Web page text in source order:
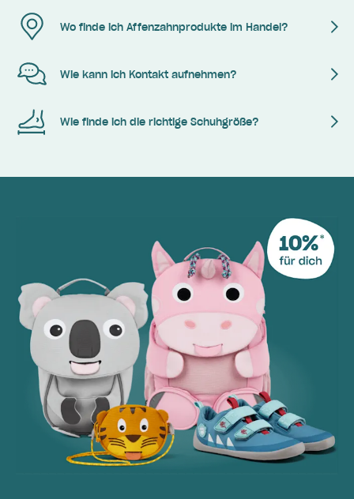
Wo finde ich Affenzahnprodukte im Handel?
Wie kann ich Kontakt aufnehmen?
Wie finde ich die richtige Schuhgröße?